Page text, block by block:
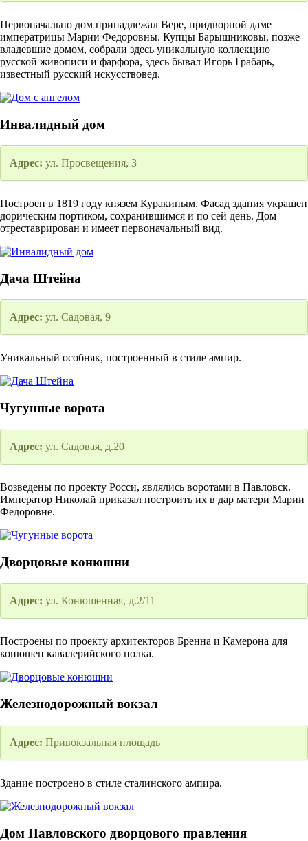
Первоначально дом принадлежал Вере, придворной даме
императрицы Марии Федоровны. Купцы Барышниковы, позже
владевшие домом, собрали здесь уникальную коллекцию
русской живописи и фарфора, здесь бывал Игорь Грабарь,
известный русский искусствовед.
Инвалидный дом
Адрес: ул. Просвещения, 3
Построен в 1819 году князем Куракиным. Фасад здания украшен
дорическим портиком, сохранившимся и по сей день. Дом
отреставрирован и имеет первоначальный вид.
Дача Штейна
Адрес: ул. Садовая, 9
Уникальный особняк, построенный в стиле ампир.
Чугунные ворота
Адрес: ул. Садовая, д.20
Возведены по проекту Росси, являлись воротами в Павловск.
Император Николай приказал построить их в дар матери Марии
Федоровне.
Дворцовые конюшни
Адрес: ул. Конюшенная, д.2/11
Построены по проекту архитекторов Бренна и Камерона для
конюшен кавалерийского полка.
Железнодорожный вокзал
Адрес: Привокзальная площадь
Здание построено в стиле сталинского ампира.
Дом Павловского дворцового правления